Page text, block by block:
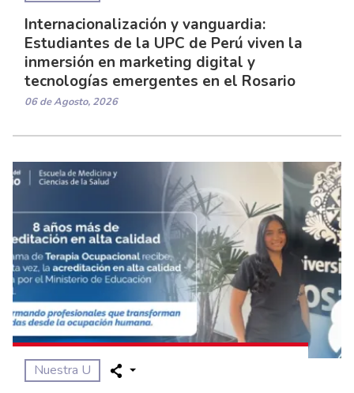
Internacionalización y vanguardia:
Estudiantes de la UPC de Perú viven la
inmersión en marketing digital y
tecnologías emergentes en el Rosario
06 de Agosto, 2026
Nuestra U